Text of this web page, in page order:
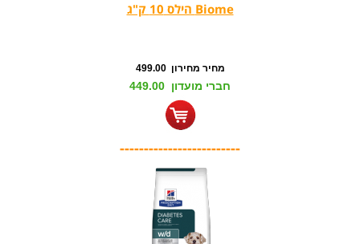
Biome הילס 10 ק"ג
מחיר מחירון 499.00
חברי מועדון 449.00
-------------------------